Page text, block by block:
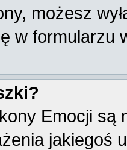
możesz
w formularzu
Emocji są
jakiegoś